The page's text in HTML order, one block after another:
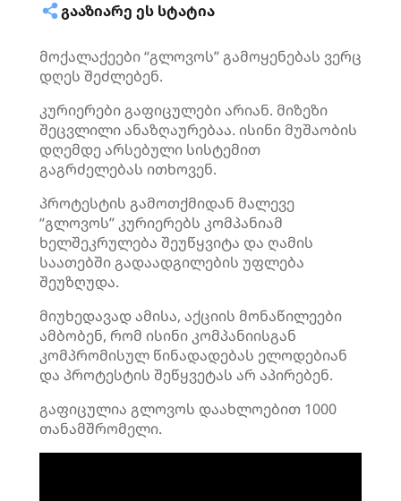
ᲒᲐᲐᲖᲘᲐᲠᲔ ᲔᲡ ᲡᲢᲐᲢᲘᲐ
მოქალაქეები “გლოვოს” გამოყენებას ვერც
დღეს შეძლებენ.
კურიერები გაფიცულები არიან. მიზეზი
შეცვლილი ანაზღაურებაა. ისინი მუშაობის
დღემდე არსებული სისტემით
გაგრძელებას ითხოვენ.
პროტესტის გამოთქმიდან მალევე
“გლოვოს” კურიერებს კომპანიამ
ხელშეკრულება შეუწყვიტა და ღამის
საათებში გადაადგილების უფლება
შეუზღუდა.
მიუხედავად ამისა, აქციის მონაწილეები
ამბობენ, რომ ისინი კომპანიისგან
კომპრომისულ წინადადებას ელოდებიან
და პროტესტის შეწყვეტას არ აპირებენ.
გაფიცულია გლოვოს დაახლოებით 1000
თანამშრომელი.